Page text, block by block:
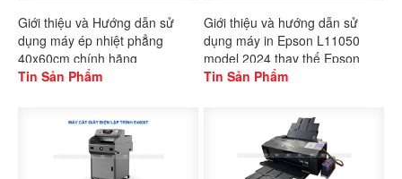
Giới thiệu và Hướng dẫn sử
dụng máy ép nhiệt phẳng
40x60cm chính hãng
Gaoshang
Tin Sản Phẩm
Giới thiệu và hướng dẫn sử
dụng máy in Epson L11050
model 2024 thay thế Epson
L1300
Tin Sản Phẩm